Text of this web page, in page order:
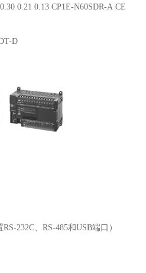
0.21 0.13 CP1E-N60SDR-A CE
D
232C、RS-485和USB端口）